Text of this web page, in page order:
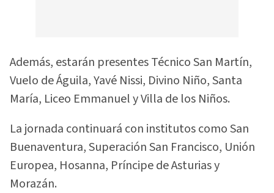
Además, estarán presentes Técnico San Martín,
Vuelo de Águila, Yavé Nissi, Divino Niño, Santa
María, Liceo Emmanuel y Villa de los Niños.
La jornada continuará con institutos como San
Buenaventura, Superación San Francisco, Unión
Europea, Hosanna, Príncipe de Asturias y
Morazán.